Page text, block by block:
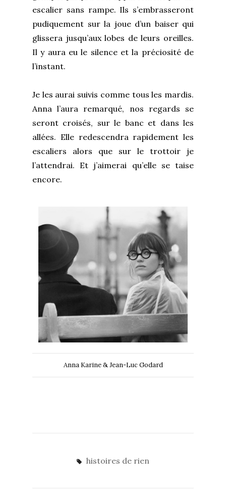
escalier sans rampe. Ils s’embrasseront
pudiquement sur la joue d’un baiser qui
glissera jusqu’aux lobes de leurs oreilles.
Il y aura eu le silence et la préciosité de
l’instant.
Je les aurai suivis comme tous les mardis.
Anna l’aura remarqué, nos regards se
seront croisés, sur le banc et dans les
allées. Elle redescendra rapidement les
escaliers alors que sur le trottoir je
l’attendrai. Et j’aimerai qu’elle se taise
encore.
Anna Karine & Jean-Luc Godard
histoires de rien